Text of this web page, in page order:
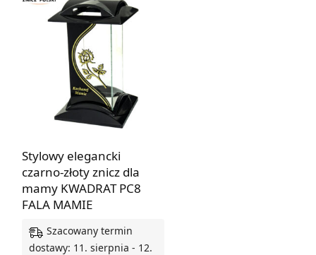
Stylowy elegancki
czarno-złoty znicz dla
mamy KWADRAT PC8
FALA MAMIE
Szacowany termin
dostawy: 11. sierpnia - 12.